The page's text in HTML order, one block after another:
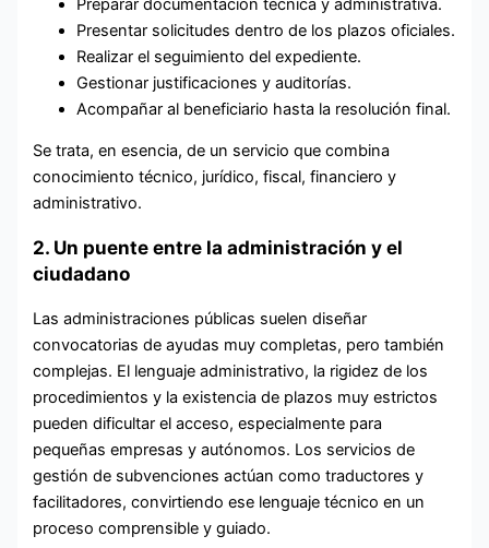
Presentar solicitudes dentro de los plazos oficiales.
Realizar el seguimiento del expediente.
Gestionar justificaciones y auditorías.
Acompañar al beneficiario hasta la resolución final.
Se trata, en esencia, de un servicio que combina
conocimiento técnico, jurídico, fiscal, financiero y
administrativo.
2. Un puente entre la administración y el
ciudadano
Las administraciones públicas suelen diseñar
convocatorias de ayudas muy completas, pero también
complejas. El lenguaje administrativo, la rigidez de los
procedimientos y la existencia de plazos muy estrictos
pueden dificultar el acceso, especialmente para
pequeñas empresas y autónomos. Los servicios de
gestión de subvenciones actúan como traductores y
facilitadores, convirtiendo ese lenguaje técnico en un
proceso comprensible y guiado.